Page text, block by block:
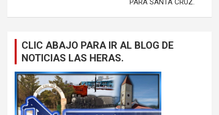
PARA SANTA CRUZ.
CLIC ABAJO PARA IR AL BLOG DE
NOTICIAS LAS HERAS.